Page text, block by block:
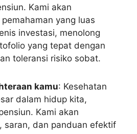
Kami akan
yang luas
investasi, menolong
yang tepat dengan
toleransi risiko sobat.
kamu: Kesehatan
dalam hidup kita,
Kami akan
saran, dan panduan efektif